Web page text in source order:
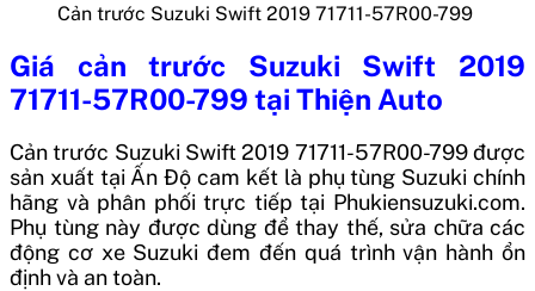
Cản trước Suzuki Swift 2019 71711-57R00-799
Giá cản trước Suzuki Swift 2019
71711-57R00-799 tại Thiện Auto
Cản trước Suzuki Swift 2019 71711-57R00-799được
sản xuất tại Ấn Độ cam kết là phụ tùng Suzuki chính
hãng và phân phối trực tiếp tại Phukiensuzuki.com.
Phụ tùng này được dùng để thay thế, sửa chữa các
động cơ xe Suzuki đem đến quá trình vận hành ổn
định và an toàn.